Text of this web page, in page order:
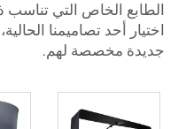
الطابع الخاص التي تناسب
اختيار أحد تصاميمنا
جديدة مخصصة لهم.